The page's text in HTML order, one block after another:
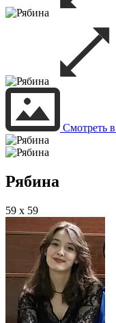
Смотреть
Рябина
59 x 59